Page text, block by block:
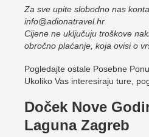
Za sve upite slobodno nas
info@adionatravel.hr
Cijene ne uključuju troškove
obročno plaćanje, koja ovisi o
Pogledajte ostale Posebne
Ukoliko Vas interesiraju ture,
Doček Nove
Laguna Zagreb